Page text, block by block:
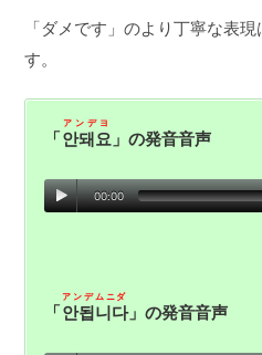
「ダメです」のより丁寧な表現
す。
「안돼요
アンデヨ
」の発音音声
00:00
「안됩니다
アンデムニダ
」の発音音声